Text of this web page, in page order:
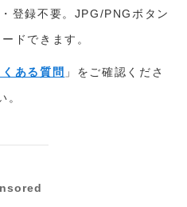
登録不要。JPG/PNGボタン
ドできます。
くある質問 」をご確認くださ
。